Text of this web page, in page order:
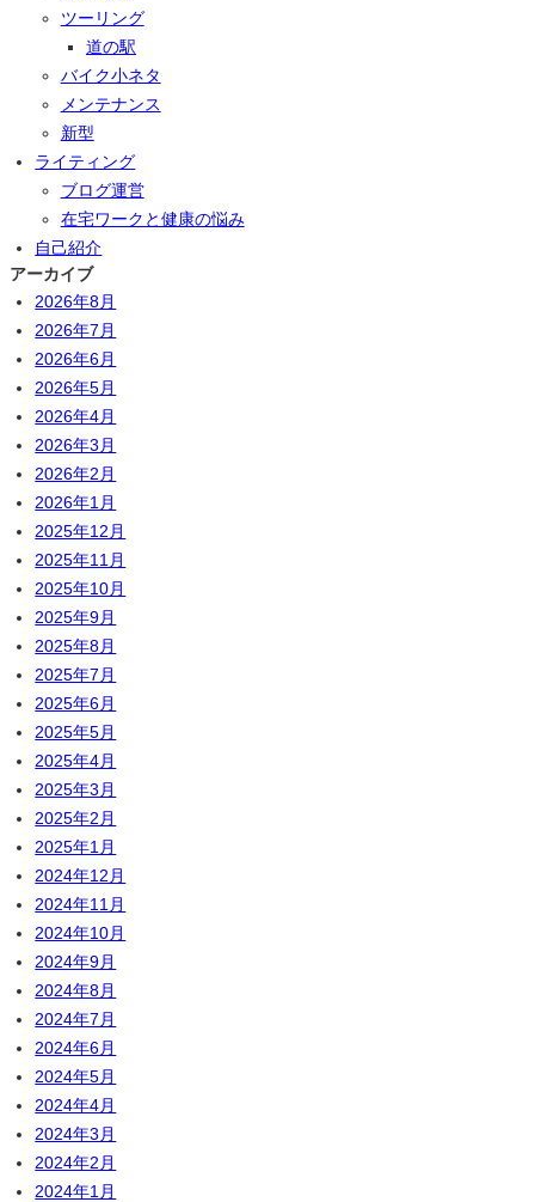
ツーリング
道の駅
バイク小ネタ
メンテナンス
新型
ライティング
ブログ運営
在宅ワークと健康の悩み
自己紹介
アーカイブ
2026年8月
2026年7月
2026年6月
2026年5月
2026年4月
2026年3月
2026年2月
2026年1月
2025年12月
2025年11月
2025年10月
2025年9月
2025年8月
2025年7月
2025年6月
2025年5月
2025年4月
2025年3月
2025年2月
2025年1月
2024年12月
2024年11月
2024年10月
2024年9月
2024年8月
2024年7月
2024年6月
2024年5月
2024年4月
2024年3月
2024年2月
2024年1月